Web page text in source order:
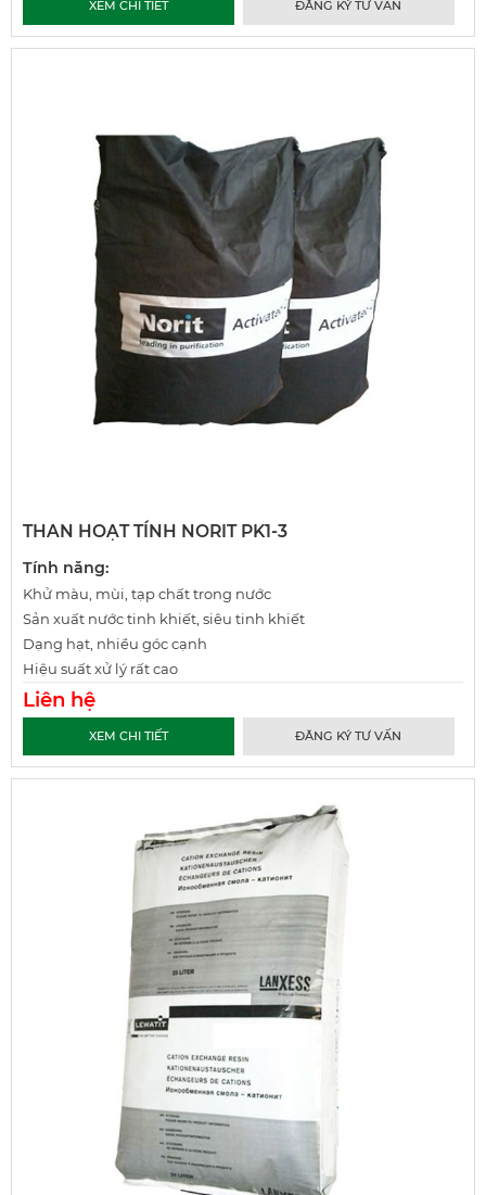
XEM CHI TIẾT ĐĂNG KÝ TƯ VẤN
THAN HOẠT TÍNH NORIT PK1-3
Tính năng:
Khử màu, mùi, tạp chất trong nước
Sản xuất nước tinh khiết, siêu tinh khiết
Dạng hạt, nhiều góc cạnh
Hiệu suất xử lý rất cao
Liên hệ
XEM CHI TIẾT ĐĂNG KÝ TƯ VẤN